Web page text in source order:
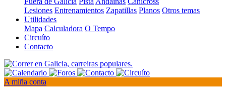
Lesiones Entrenamientos Zapatillas Planos Otros temas
Utilidades
Mapa Calculadora O Tempo
Circuíto
Contacto
A miña conta